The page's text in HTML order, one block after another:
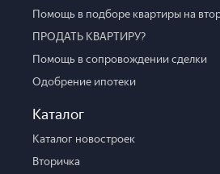
Помощь в подборе квартиры на
ПРОДАТЬ КВАРТИРУ?
Помощь в сопровождении сделки
Одобрение ипотеки
Каталог
Каталог новостроек
Вторичка